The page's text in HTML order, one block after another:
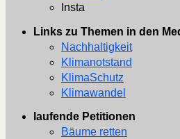
Insta
Links zu Themen in den
Nachhaltigkeit
Klimanotstand
KlimaSchutz
Klimawandel
laufende Petitionen
Bäume retten